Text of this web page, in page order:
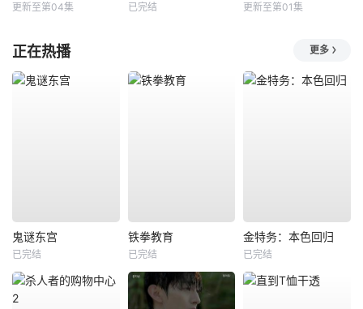
更新至第04集 已完结 更新至第01集
正在热播 更多
鬼谜东宫
已完结
铁拳教育
已完结
金特务：本色回归
已完结